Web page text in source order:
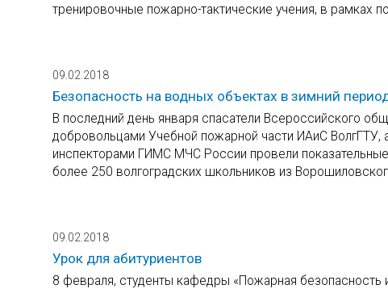
тренировочные пожарно-тактические учения, в рамках
09.02.2018
Безопасность на водных объектах в зимний
В последний день января спасатели Всероссийского
добровольцами Учебной пожарной части ИАиС ВолгГТУ,
инспекторами ГИМС МЧС России провели
более 250 волгоградских школьников из
09.02.2018
Урок для абитуриентов
8 февраля, студенты кафедры «Пожарная безопасность